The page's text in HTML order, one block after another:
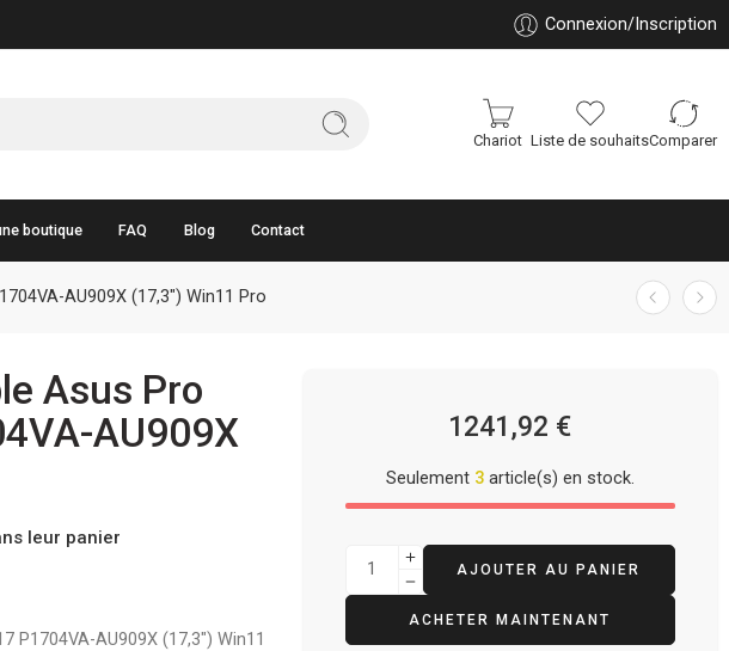
Connexion/Inscription
Chariot Liste de souhaitsComparer
boutique FAQ Blog Contact
AU909X (17,3″) Win11 Pro
Asus Pro
AU909X
leur panier
AU909X (17,3″) Win11
1241,92 €
Seulement 3article(s) en stock.
AJOUTER AU PANIER
ACHETER MAINTENANT